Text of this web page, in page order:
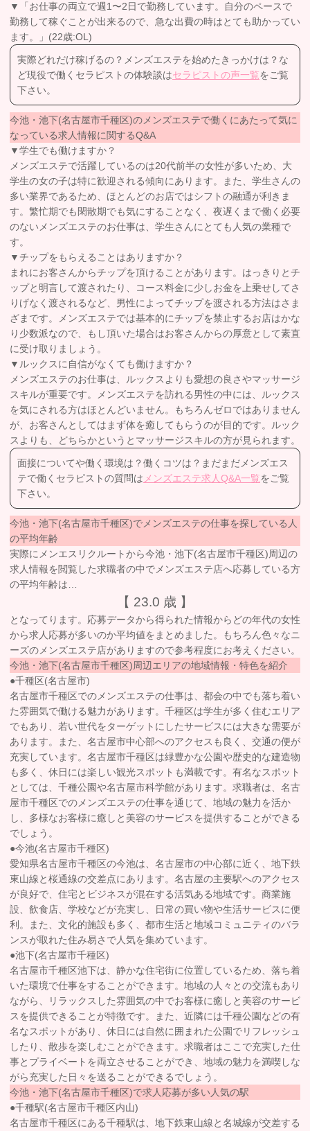
▼「お仕事の両立で週1〜2日で勤務しています。自分のペースで
勤務して稼ぐことが出来るので、急な出費の時はとても助かってい
ます。」(22歳:OL)
実際どれだけ稼げるの？メンズエステを始めたきっかけは？な
ど現役で働くセラピストの体験談はセラピストの声一覧をご覧
下さい。
今池・池下(名古屋市千種区)のメンズエステで働くにあたって気に
なっている求人情報に関するQ&A
▼学生でも働けますか？
メンズエステで活躍しているのは20代前半の女性が多いため、大
学生の女の子は特に歓迎される傾向にあります。また、学生さんの
多い業界であるため、ほとんどのお店ではシフトの融通が利きま
す。繁忙期でも閑散期でも気にすることなく、夜遅くまで働く必要
のないメンズエステのお仕事は、学生さんにとても人気の業種で
す。
▼チップをもらえることはありますか？
まれにお客さんからチップを頂けることがあります。はっきりとチ
ップと明言して渡されたり、コース料金に少しお金を上乗せしてさ
りげなく渡されるなど、男性によってチップを渡される方法はさま
ざまです。メンズエステでは基本的にチップを禁止するお店はかな
り少数派なので、もし頂いた場合はお客さんからの厚意として素直
に受け取りましょう。
▼ルックスに自信がなくても働けますか？
メンズエステのお仕事は、ルックスよりも愛想の良さやマッサージ
スキルが重要です。メンズエステを訪れる男性の中には、ルックス
を気にされる方はほとんどいません。もちろんゼロではありません
が、お客さんとしてはまず体を癒してもらうのが目的です。ルック
スよりも、どちらかというとマッサージスキルの方が見られます。
面接についてや働く環境は？働くコツは？まだまだメンズエス
テで働くセラピストの質問は メンズエステ求人Q&A一覧をご覧
下さい。
今池・池下(名古屋市千種区)でメンズエステの仕事を探している人
の平均年齢
実際にメンエスリクルートから今池・池下(名古屋市千種区)周辺の
求人情報を閲覧した求職者の中でメンズエステ店へ応募している方
の平均年齢は…
【 23.0 歳 】
となってります。応募データから得られた情報からどの年代の女性
から求人応募が多いのか平均値をまとめました。もちろん色々なニ
ーズのメンズエステ店がありますので参考程度にお考えください。
今池・池下(名古屋市千種区)周辺エリアの地域情報・特色を紹介
●千種区(名古屋市)
名古屋市千種区でのメンズエステの仕事は、都会の中でも落ち着い
た雰囲気で働ける魅力があります。千種区は学生が多く住むエリア
でもあり、若い世代をターゲットにしたサービスには大きな需要が
あります。また、名古屋市中心部へのアクセスも良く、交通の便が
充実しています。名古屋市千種区は緑豊かな公園や歴史的な建造物
も多く、休日には楽しい観光スポットも満載です。有名なスポット
としては、千種公園や名古屋市科学館があります。求職者は、名古
屋市千種区でのメンズエステの仕事を通じて、地域の魅力を活か
し、多様なお客様に癒しと美容のサービスを提供することができる
でしょう。
●今池(名古屋市千種区)
愛知県名古屋市千種区の今池は、名古屋市の中心部に近く、地下鉄
東山線と桜通線の交差点にあります。名古屋の主要駅へのアクセス
が良好で、住宅とビジネスが混在する活気ある地域です。商業施
設、飲食店、学校などが充実し、日常の買い物や生活サービスに便
利。また、文化的施設も多く、都市生活と地域コミュニティのバラ
ンスが取れた住み易さで人気を集めています。
●池下(名古屋市千種区)
名古屋市千種区池下は、静かな住宅街に位置しているため、落ち着
いた環境で仕事をすることができます。地域の人々との交流もあり
ながら、リラックスした雰囲気の中でお客様に癒しと美容のサービ
スを提供できることが特徴です。また、近隣には千種公園などの有
名なスポットがあり、休日には自然に囲まれた公園でリフレッシュ
したり、散歩を楽しむことができます。求職者はここで充実した仕
事とプライベートを両立させることができ、地域の魅力を満喫しな
がら充実した日々を送ることができるでしょう。
今池・池下(名古屋市千種区)で求人応募が多い人気の駅
●千種駅(名古屋市千種区内山)
名古屋市千種区にある千種駅は、地下鉄東山線と名城線が交差する